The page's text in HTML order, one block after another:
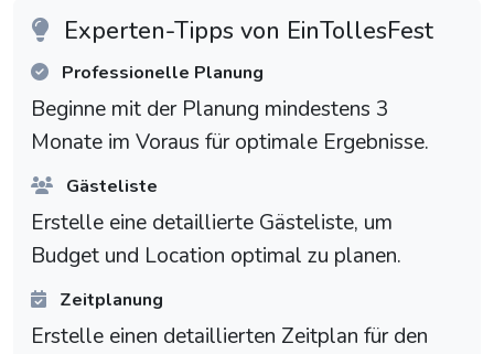
Experten-Tipps von EinTollesFest
Professionelle Planung
Beginne mit der Planung mindestens 3
Monate im Voraus für optimale Ergebnisse.
Gästeliste
Erstelle eine detaillierte Gästeliste, um
Budget und Location optimal zu planen.
Zeitplanung
Erstelle einen detaillierten Zeitplan für den